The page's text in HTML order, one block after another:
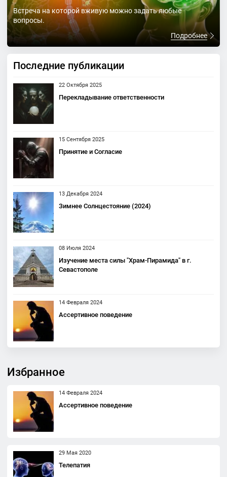
Встреча на которой вживую можно задать любые
вопросы.
Подробнее
Последние публикации
22 Октября 2025
Перекладывание ответственности
15 Сентября 2025
Принятие и Согласие
13 Декабря 2024
Зимнее Солнцестояние (2024)
08 Июля 2024
Изучение места силы "Храм-Пирамида" в г.
Севастополе
14 Февраля 2024
Ассертивное поведение
Избранное
14 Февраля 2024
Ассертивное поведение
29 Мая 2020
Телепатия